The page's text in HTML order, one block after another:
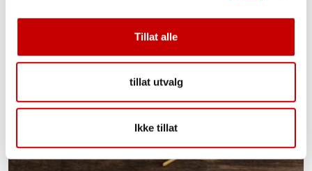
Tillat alle
tillat utvalg
Ikke tillat